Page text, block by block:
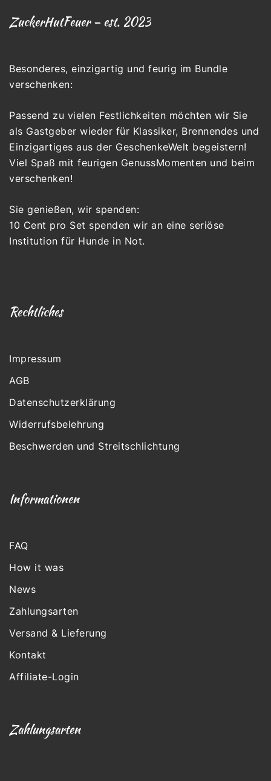
ZuckerHutFeuer – est. 2023
Besonderes, einzigartig und feurig im Bundle
verschenken:
Passend zu vielen Festlichkeiten möchten wir Sie
als Gastgeber wieder für Klassiker, Brennendes und
Einzigartiges aus der GeschenkeWelt begeistern!
Viel Spaß mit feurigen GenussMomenten und beim
verschenken!
Sie genießen, wir spenden:
10 Cent pro Set spenden wir an eine seriöse
Institution für Hunde in Not.
Rechtliches
Impressum
AGB
Datenschutzerklärung
Widerrufsbelehrung
Beschwerden und Streitschlichtung
Informationen
FAQ
How it was
News
Zahlungsarten
Versand & Lieferung
Kontakt
Affiliate-Login
Zahlungsarten